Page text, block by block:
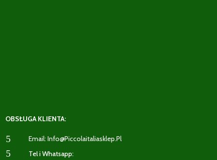
OBSŁUGA KLIENTA:
5 Email: Info@piccolaitaliasklep.pl
5
Tel i Whatsapp: